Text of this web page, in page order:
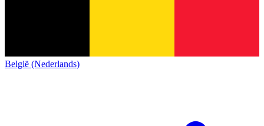
België (Nederlands)